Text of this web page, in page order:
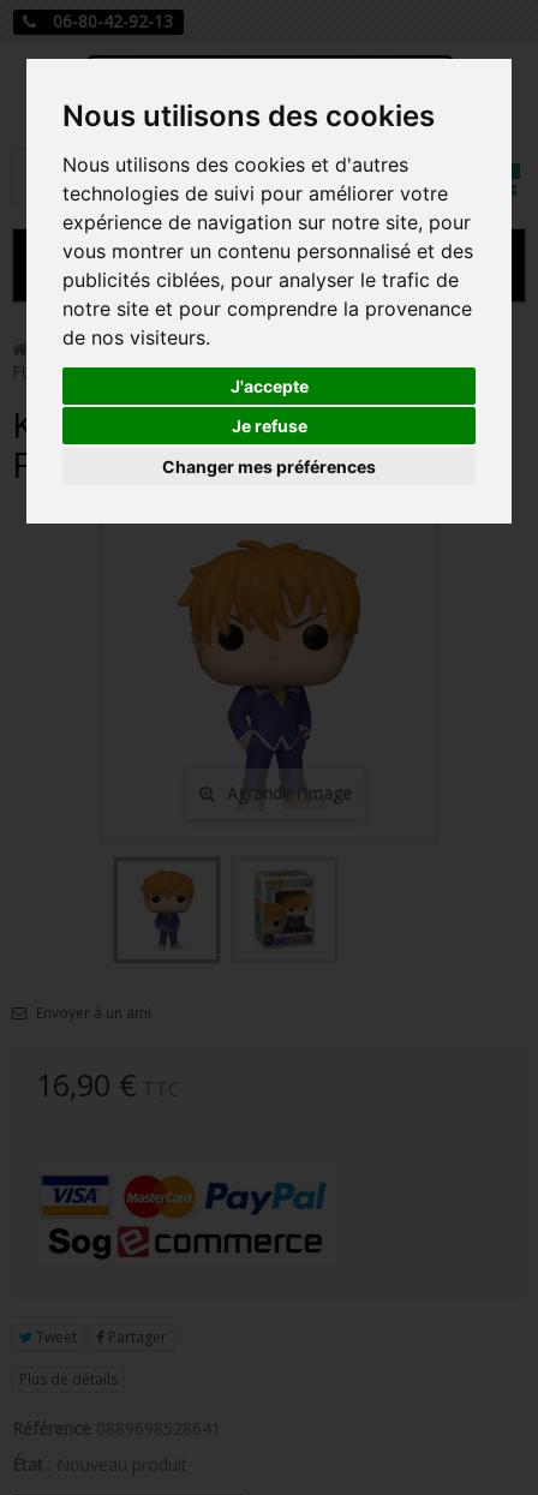
Nous utilisons des cookies
Nous utilisons des cookies et d'autres
technologies de suivi pour améliorer votre
expérience de navigation sur notre site, pour
vous montrer un contenu personnalisé et des
publicités ciblées, pour analyser le trafic de
notre site et pour comprendre la provenance
de nos visiteurs.
J'accepte
Je refuse
Changer mes préférences
06-80-42-92-13
Rechercher
Mon
MENU
CARTE A JOUER
PRÉCOMMANDE FIGURINES POP
FIGURINES POP MANGA
FIGURINES POP DISNEY
FIGURINES POP MARVEL
FIGURINES POP MUSIQUE
FIGURINES POP SÉRIE TV
FIGURINES POP AUTRES FILMS
FIGURINES POP HARRY POTTER
FIGURINES POP STRANGER THINGS
FIGURINES POP SEIGNEUR DES ANNEAUX
FIGURINE POP AD ICONS
FIGURINE POP RETRO TOYS
FIGURINES POP AUTRES COMICS
PORTE-CLÉS POCKET POP
FUNKO VINYL SODA
FUNKO POP PIN
Funko Pop! > KYO SOMA / FRUITS BASKET / FIGURINE
FUNKO POP
KYO SOMA / FRUITS BASKET /
FIGURINE FUNKO POP
Agrandir l'image
Envoyer à un ami
16,90 €
Tweet Partager
Plus de détails
Référence 0889698528641
État : Nouveau produit